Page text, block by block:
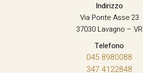
Indirizzo
Via Ponte Asse 23
37030 Lavagno – VR
Telefono
045 8980088
347 4122848